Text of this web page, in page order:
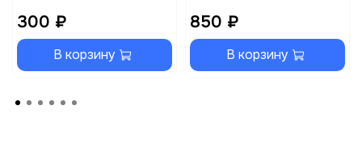
300 ₽
В корзину
850 ₽
В корзину